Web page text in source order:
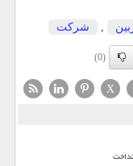
, شركت
(0)
X